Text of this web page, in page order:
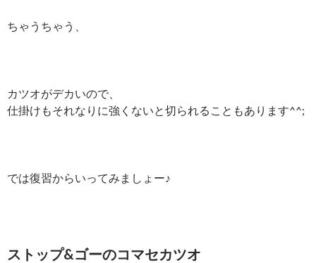
ちゃうちゃう、
カツオがデカいので、
仕掛けもそれなりに強くないと切られることもあります^^;
では復習からいってみましょー♪
ストップ&ゴーのコマセカツオ